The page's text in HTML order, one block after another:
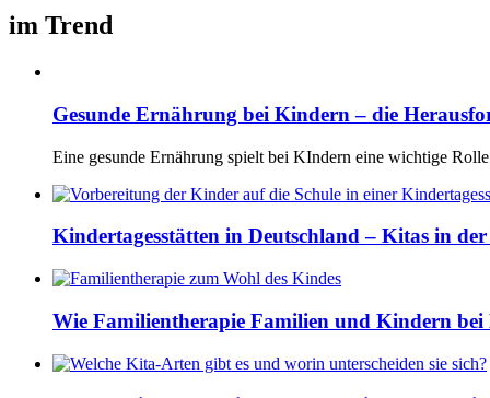
im Trend
Gesunde Ernährung bei Kindern – die
Eine gesunde Ernährung spielt bei KIndern eine wichtige
Kindertagesstätten in Deutschland – Kitas in der
Wie Familientherapie Familien und Kindern